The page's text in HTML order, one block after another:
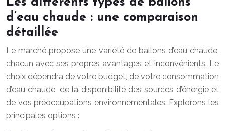
d’eau chaude : une comparaison
détaillée
Le marché propose une variété de ballons d’eau chaude,
chacun avec ses propres avantages et inconvénients. Le
choix dépendra de votre budget, de votre consommation
d’eau chaude, de la disponibilité des sources d’énergie et
de vos préoccupations environnementales. Explorons les
principales options :